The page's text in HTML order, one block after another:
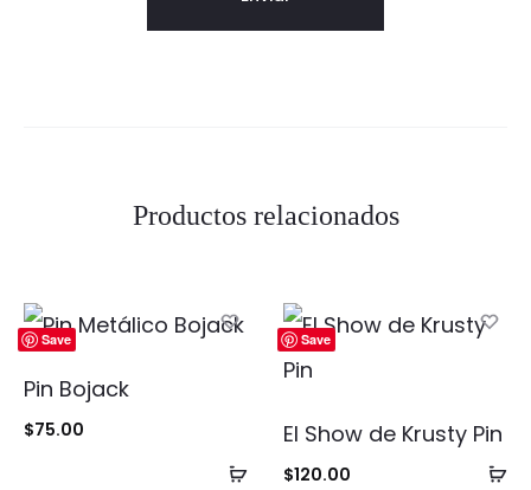
Productos relacionados
Save
Añadir
Pin Bojack
$75.00
Save
El Show de Krusty Pin
$120.00